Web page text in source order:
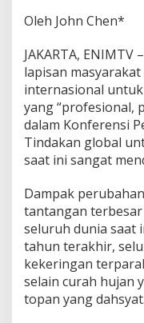
Oleh John Chen*
JAKARTA,
lapisan
internasional
yang “profesional,
dalam Konferensi
Tindakan global
saat ini sangat
Dampak
tantangan
seluruh dunia saat
tahun terakhir,
kekeringan
selain curah hujan
topan yang dahsyat.